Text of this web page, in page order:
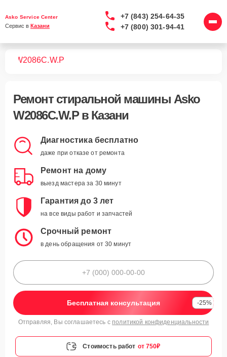
Asko Service Center
Сервис в Казани
+7 (843) 254-64-35
+7 (800) 301-94-41
W2086C.W.P
Ремонт стиральной машины Asko
W2086C.W.Pв Казани
Диагностика бесплатно
даже при отказе от ремонта
Ремонт на дому
выезд мастера за 30 минут
Гарантия до 3 лет
на все виды работ и запчастей
Срочный ремонт
в день обращения от 30 минут
Бесплатная консультация -25%
Отправляя, Вы соглашаетесь с политикой конфиденциальности
Стоимость работ от 750₽